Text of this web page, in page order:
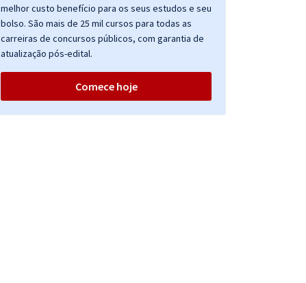
melhor custo benefício para os seus estudos e seu
bolso. São mais de 25 mil cursos para todas as
carreiras de concursos públicos, com garantia de
atualização pós-edital.
Comece hoje